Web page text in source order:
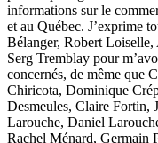
informations sur le
et au Québec. J’exprime
Bélanger, Robert
Serg Tremblay pour
concernés, de même que
Chiricota, Dominique
Desmeules, Claire Fortin,
Larouche, Daniel
Rachel Ménard, Germain